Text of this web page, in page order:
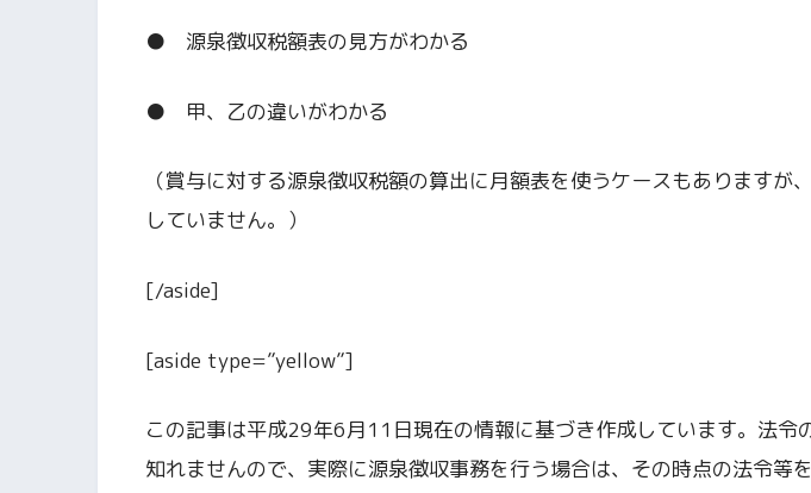
● 源泉徴収税額表の見方がわかる
● 甲、乙の違いがわかる
（賞与に対する源泉徴収税額の算出に月額表を使うケースもありますが
していません。）
[/aside]
[aside type=”yellow”]
この記事は平成29年6月11日現在の情報に基づき作成しています。法令
知れませんので、実際に源泉徴収事務を行う場合は、その時点の法令等